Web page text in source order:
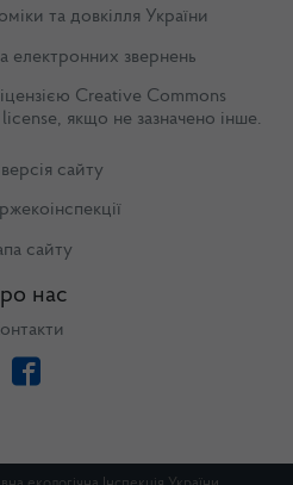
та довкілля України
електронних звернень
Creative Commons
, якщо не зазначено інше.
сайту
сайту
нас